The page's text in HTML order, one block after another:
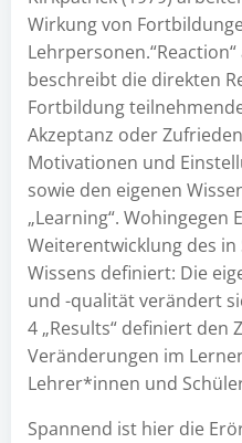
Wirkung von
beschreibt die direkten
Fortbildung
Akzeptanz oder
Motivationen und
sowie den eigenen
„Learning“. Wohingegen
Weiterentwicklung des
Wissens definiert: Die
und -qualität verändert
4 „Results“ definiert den
Veränderungen im
Lehrer*innen und
Spannend ist hier die